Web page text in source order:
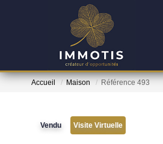
Accueil Maison Référence 493
Vendu Visite Virtuelle